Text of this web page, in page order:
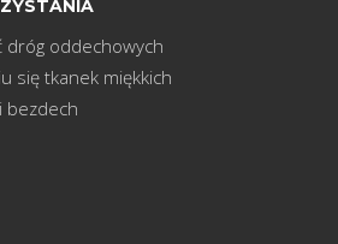
oddechowych
się tkanek miękkich
bezdech